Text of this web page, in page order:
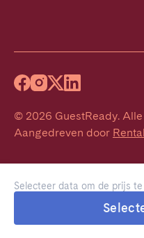
Selecteer data om de prijs te
© 2026 GuestReady.
Aangedreven door